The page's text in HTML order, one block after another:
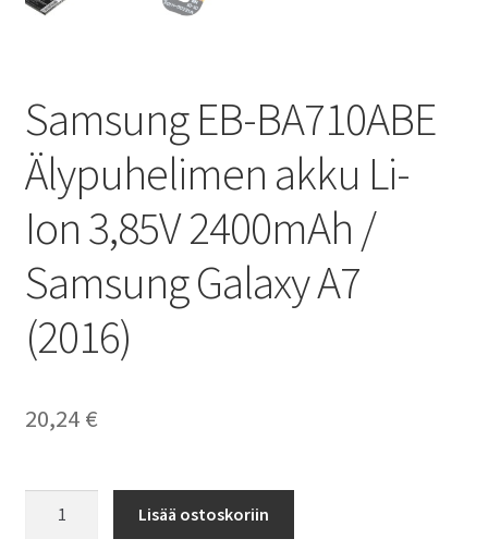
Samsung EB-BA710ABE
Älypuhelimen akku Li-
Ion 3,85V 2400mAh /
Samsung Galaxy A7
(2016)
20,24 €
Lisää ostoskoriin